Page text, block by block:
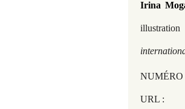
Irina
NUMÉRO
URL :